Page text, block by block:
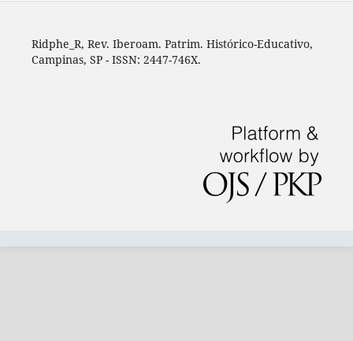
Ridphe_R, Rev. Iberoam. Patrim. Histórico-Educativo,
Campinas, SP - ISSN: 2447-746X.